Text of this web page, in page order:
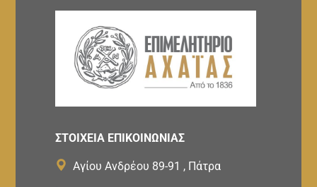
ΣΤΟΙΧΕΙΑ ΕΠΙΚΟΙΝΩΝΙΑΣ
Αγίου Ανδρέου 89-91 , Πάτρα